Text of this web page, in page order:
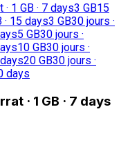
1 GB · 7 days3 GB15
· 15 days3 GB30 jours ·
5 GB30 jours ·
10 GB30 jours ·
20 GB30 jours ·
days
· 1 GB · 7 days